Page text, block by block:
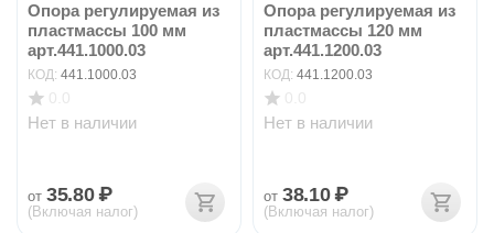
Опора регулируемая из
пластмассы 100 мм
арт.441.1000.03
КОД: 441.1000.03
Нет в наличии
от 35.80 ₽
(Включая налог)
Опора регулируемая из
пластмассы 120 мм
арт.441.1200.03
КОД: 441.1200.03
Нет в наличии
от 38.10 ₽
(Включая налог)